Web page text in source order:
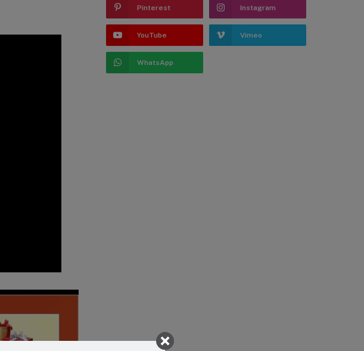
Pinterest Instagram
YouTube Vimeo
WhatsApp